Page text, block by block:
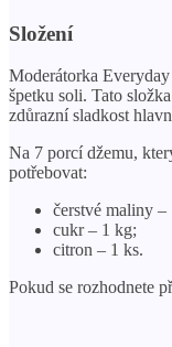
Složení
Moderátorka
špetku soli. Tato
zdůrazní sladkost
Na 7 porcí džemu,
potřebovat:
čerstvé maliny –
cukr – 1 kg;
citron – 1 ks.
Pokud se rozhodnete